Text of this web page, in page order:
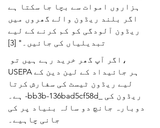
ہزاروں اموات سے بچا جا سکتا ہے
اگر بلند ریڈون والے گھروں میں
ریڈون آلودگی کو کم کرنے کے لیے
USEPA ہر جائیداد کے لین دین کے
لیے ریڈون ٹیسٹ کی سفارش کرتا
ہے۔ -bb3b-136bad5cf58d_ ریڈون کی
دوبارہ جانچ دو سالہ بنیاد پر کی
جانی چاہیے۔